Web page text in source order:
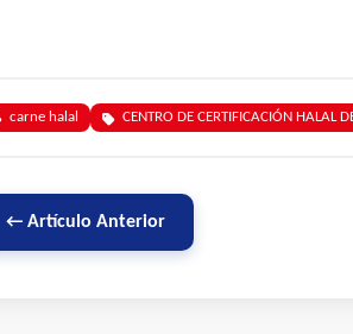
carne halal CENTRO DE CERTIFICACIÓN HALAL
← Artículo Anterior